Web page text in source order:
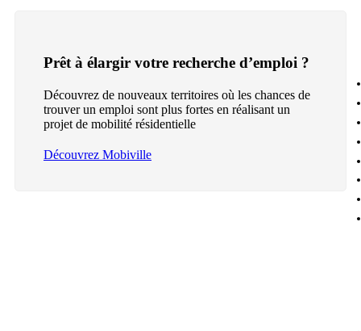
Prêt à élargir votre recherche d’emploi ?
Découvrez de nouveaux territoires où les chances de
trouver un emploi sont plus fortes en réalisant un
projet de mobilité résidentielle
Découvrez Mobiville